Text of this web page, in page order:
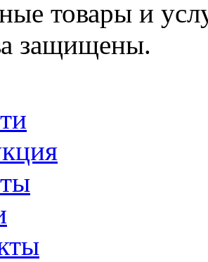
товары и
защищены.